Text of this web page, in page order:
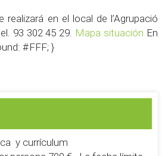
en el local de l’Agrupació
93 302 45 29. Mapa situación En
#FFF; }
y currículum